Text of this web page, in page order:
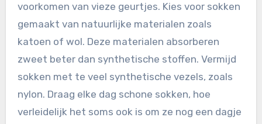
voorkomen van vieze geurtjes. Kies voor sokken
gemaakt van natuurlijke materialen zoals
katoen of wol. Deze materialen absorberen
zweet beter dan synthetische stoffen. Vermijd
sokken met te veel synthetische vezels, zoals
nylon. Draag elke dag schone sokken, hoe
verleidelijk het soms ook is om ze nog een dagje